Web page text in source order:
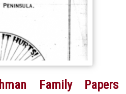
Family Papers